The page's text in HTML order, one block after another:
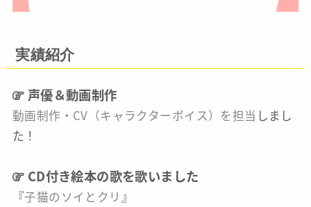
実績紹介
声優＆動画制作
動画制作・CV（キャラクターボイス）を担当 しまし
た！
CD付き絵本の歌を歌いました
『子猫のソイとクリ 』